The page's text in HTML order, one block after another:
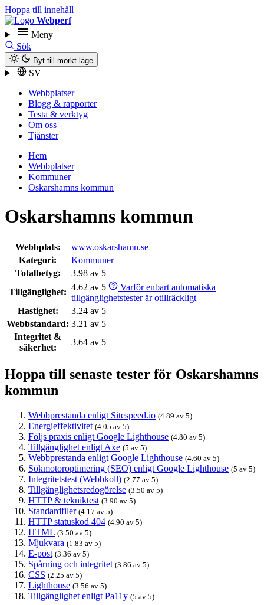
Hoppa till innehåll
Webperf
Meny
Sök
Byt till mörkt läge
SV
Webbplatser
Blogg & rapporter
Testa & verktyg
Om oss
Tjänster
Hem
Webbplatser
Kommuner
Oskarshamns kommun
Oskarshamns kommun
Webbplats:
www.oskarshamn.se
Kategori:
Kommuner
Totalbetyg:
3.98 av 5
Tillgänglighet: 4.62 av 5
Varför enbart automatiska
tillgänglighetstester är otillräckligt
Hastighet:
3.24 av 5
Webbstandard: 3.21 av 5
Integritet &
säkerhet:
3.64 av 5
Hoppa till senaste tester för Oskarshamns
kommun
Webbprestanda enligt Sitespeed.io (4.89 av 5)
Energieffektivitet (4.05 av 5)
Följs praxis enligt Google Lighthouse (4.80 av 5)
Tillgänglighet enligt Axe (5 av 5)
Webbprestanda enligt Google Lighthouse (4.60 av 5)
Sökmotoroptimering (SEO) enligt Google Lighthouse (5 av 5)
Integritetstest (Webbkoll) (2.77 av 5)
Tillgänglighetsredogörelse (3.50 av 5)
HTTP & tekniktest (3.90 av 5)
Standardfiler (4.17 av 5)
HTTP statuskod 404 (4.90 av 5)
HTML (3.50 av 5)
Mjukvara (1.83 av 5)
E-post (3.36 av 5)
Spårning och integritet (3.86 av 5)
CSS (2.25 av 5)
Lighthouse (3.56 av 5)
Tillgänglighet enligt Pa11y (5 av 5)